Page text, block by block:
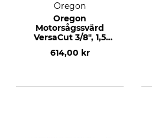
Oregon
Oregon
Motorsågssvärd
VersaCut 3/8", 1,5
mm, 17", 64 DL
614,00 kr